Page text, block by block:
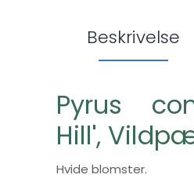
Beskrivelse
Pyrus
Hill',
Hvide blomster.